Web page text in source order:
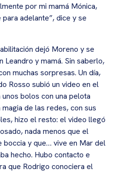
por mi mamá Mónica,
adelante”, dice y se
dejó Moreno y se
Leandro y mamá. Sin saberlo,
muchas sorpresas. Un día,
Rosso subió un video en el
bolos con una pelota
magia de las redes, con sus
hizo el resto: el video llegó
nada menos que el
boccia y que… vive en Mar del
hecho. Hubo contacto e
que Rodrigo conociera el